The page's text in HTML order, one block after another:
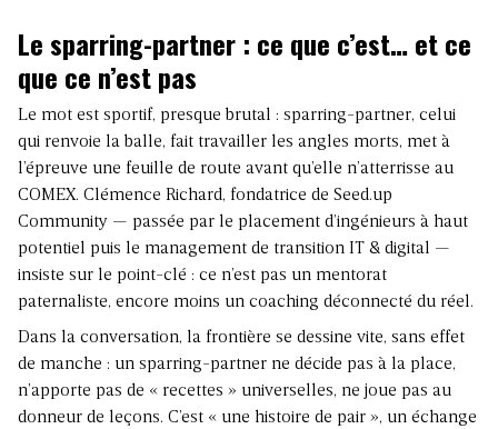
Le sparring-partner : ce que c’est… et ce
que ce n’est pas
Le mot est sportif, presque brutal : sparring-partner, celui
qui renvoie la balle, fait travailler les angles morts, met à
l’épreuve une feuille de route avant qu’elle n’atterrisse au
COMEX. Clémence Richard, fondatrice de Seed.up
Community — passée par le placement d’ingénieurs à haut
potentiel puis le management de transition IT & digital —
insiste sur le point-clé : ce n’est pas un mentorat
paternaliste, encore moins un coaching déconnecté du réel.
Dans la conversation, la frontière se dessine vite, sans effet
de manche : un sparring-partner ne décide pas à la place,
n’apporte pas de « recettes » universelles, ne joue pas au
donneur de leçons. C’est « une histoire de pair », un échange